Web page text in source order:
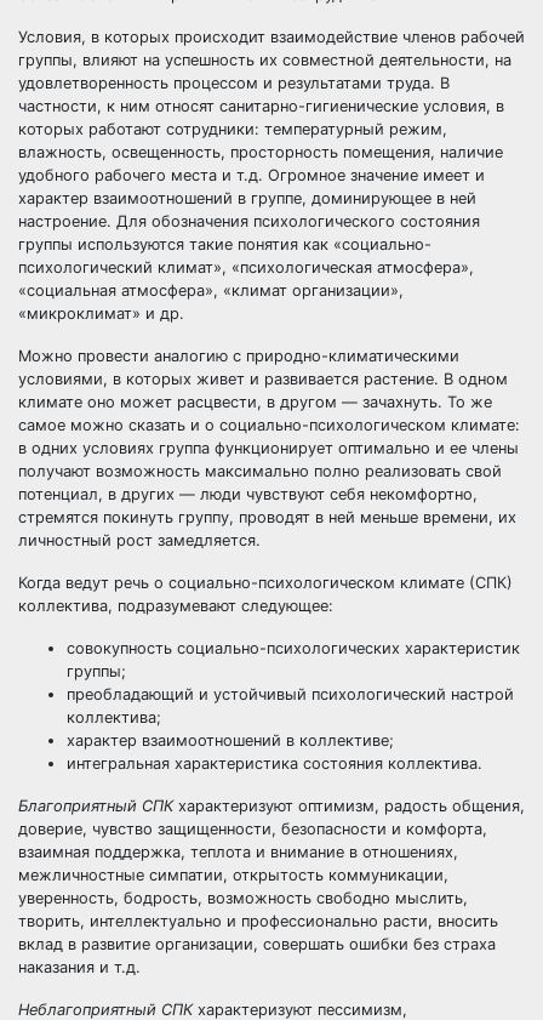
Условия, в которых происходит взаимодействие членов рабочей
группы, влияют на успешность их совместной деятельности, на
удовлетворенность процессом и результатами труда. В
частности, к ним относят санитарно-гигиенические условия, в
которых работают сотрудники: температурный режим,
влажность, освещенность, просторность помещения, наличие
удобного рабочего места и т.д. Огромное значение имеет и
характер взаимоотношений в группе, доминирующее в ней
настроение. Для обозначения психологического состояния
группы используются такие понятия как «социально-
психологический климат», «психологическая атмосфера»,
«социальная атмосфера», «климат организации»,
«микроклимат» и др.
Можно провести аналогию с природно-климатическими
условиями, в которых живет и развивается растение. В одном
климате оно может расцвести, в другом — зачахнуть. То же
самое можно сказать и о социально-психологическом климате:
в одних условиях группа функционирует оптимально и ее члены
получают возможность максимально полно реализовать свой
потенциал, в других — люди чувствуют себя некомфортно,
стремятся покинуть группу, проводят в ней меньше времени, их
личностный рост замедляется.
Когда ведут речь о социально-психологическом климате (СПК)
коллектива, подразумевают следующее:
совокупность социально-психологических характеристик
группы;
преобладающий и устойчивый психологический настрой
коллектива;
характер взаимоотношений в коллективе;
интегральная характеристика состояния коллектива.
Благоприятный СПКхарактеризуют оптимизм, радость общения,
доверие, чувство защищенности, безопасности и комфорта,
взаимная поддержка, теплота и внимание в отношениях,
межличностные симпатии, открытость коммуникации,
уверенность, бодрость, возможность свободно мыслить,
творить, интеллектуально и профессионально расти, вносить
вклад в развитие организации, совершать ошибки без страха
наказания и т.д.
Неблагоприятный СПКхарактеризуют пессимизм,